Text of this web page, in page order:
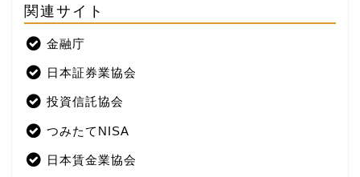
関連サイト
金融庁
日本証券業協会
投資信託協会
つみたてNISA
日本賃金業協会